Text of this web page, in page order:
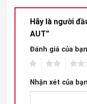
Hãy là người
AUT”
Đánh giá của bạn
Nhận xét của bạn